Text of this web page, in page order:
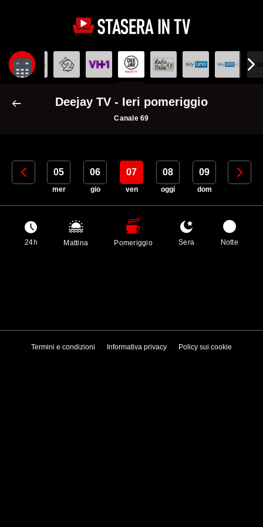
Deejay TV - Ieri pomeriggio
Canale 69
04 05
mer
06
gio
07
ven
08
oggi
09
dom
10
24h Mattina Pomeriggio Sera Notte
Termini e condizioni Informativa privacy Policy sui cookie